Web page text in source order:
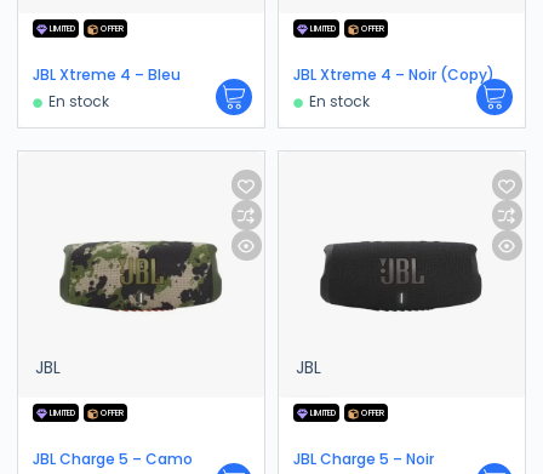
LIMITED OFFER
JBL Xtreme 4 – Bleu
En stock
LIMITED OFFER
JBL Xtreme 4 – Noir (Copy)
En stock
JBL
LIMITED OFFER
JBL Charge 5 – Camo
JBL
LIMITED OFFER
JBL Charge 5 – Noir